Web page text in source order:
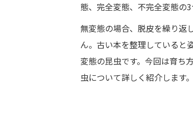
態、完全変態、不完全変態の3
無変態の場合、脱皮を繰り返
ん。古い本を整理していると
変態の昆虫です。今回は育ち
虫について詳しく紹介します。